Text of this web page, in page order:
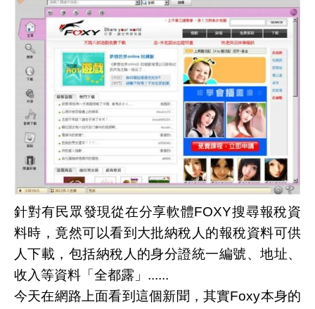
針對有民眾發現從在分享軟體FOXY搜尋報稅資
料時，竟然可以看到大批納稅人的報稅資料可供
人下載，包括納稅人的身分證統一編號、地址、
收入等資料「全都露」......
今天在網路上面看到這個新聞，其實Foxy本身的